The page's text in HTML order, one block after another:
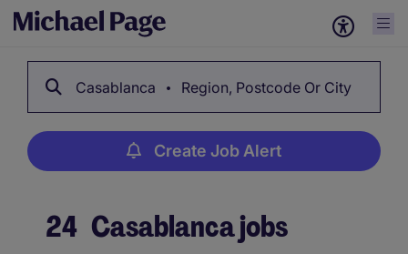
Casablanca Region, Postcode Or City
Create Job Alert
24 Casablanca jobs